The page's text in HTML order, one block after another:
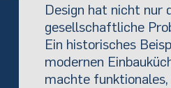
Design hat nicht nur
gesellschaftliche
Ein historisches
modernen
machte